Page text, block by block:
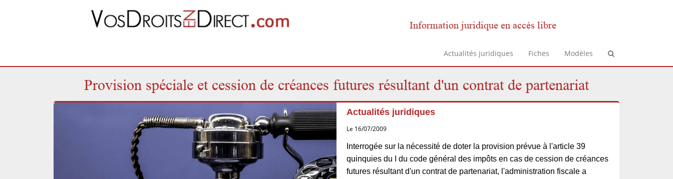
Information juridique en accès libre
Actualités juridiques Fiches Modèles
Provision spéciale et cession de créances futures résultant d'un contrat de partenariat
Actualités juridiques
Le 16/07/2009
Interrogée sur la nécessité de doter la provision prévue à l'article 39
quinquies du I du code général des impôts en cas de cession de créances
futures résultant d'un contrat de partenariat, l'administration fiscale a